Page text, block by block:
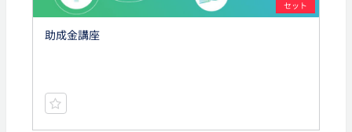
セット
助成金講座